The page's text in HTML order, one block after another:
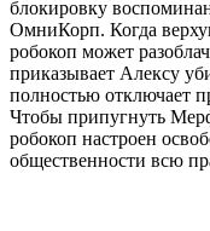
блокировку
ОмниКорп. Когда
робокоп может
приказывает Алексу
полностью отключает
Чтобы припугнуть
робокоп настроен
общественности всю